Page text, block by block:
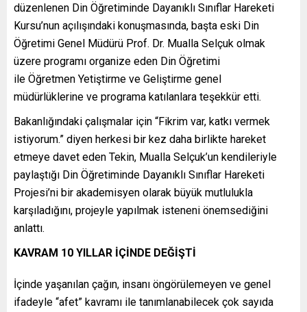
düzenlenen Din Öğretiminde Dayanıklı Sınıflar Hareketi
Kursu’nun açılışındaki konuşmasında, başta eski Din
Öğretimi Genel Müdürü Prof. Dr. Mualla Selçuk olmak
üzere programı organize eden Din Öğretimi
ile Öğretmen Yetiştirme ve Geliştirme genel
müdürlüklerine ve programa katılanlara teşekkür etti.
Bakanlığındaki çalışmalar için “Fikrim var, katkı vermek
istiyorum.” diyen herkesi bir kez daha birlikte hareket
etmeye davet eden Tekin, Mualla Selçuk’un kendileriyle
paylaştığı Din Öğretiminde Dayanıklı Sınıflar Hareketi
Projesi’ni bir akademisyen olarak büyük mutlulukla
karşıladığını, projeyle yapılmak isteneni önemsediğini
anlattı.
KAVRAM 10 YILLAR İÇİNDE DEĞİŞTİ
İçinde yaşanılan çağın, insanı öngörülemeyen ve genel
ifadeyle “afet” kavramı ile tanımlanabilecek çok sayıda